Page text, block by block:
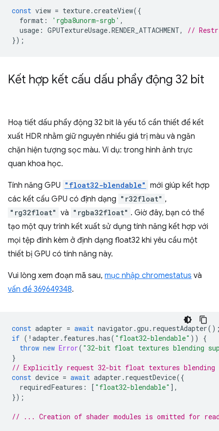
const view = texture.createView({
format : 'rgba8unorm-srgb' ,
usage : GPUTextureUsage.RENDER_ATTACHMENT,
//
});
Kết hợp kết cấu dấu phẩy động 32 bit
Hoạ tiết dấu phẩy động 32 bit là yếu tố cần thiết để kết
xuất HDR nhằm giữ nguyên nhiều giá trị màu và ngăn
chặn hiện tượng sọc màu. Ví dụ: trong hình ảnh trực
quan khoa học.
Tính năng GPU "float32-blendable" mới giúp kết hợp
các kết cấu GPU có định dạng "r32float" ,
"rg32float" và "rgba32float" . Giờ đây, bạn có thể
tạo một quy trình kết xuất sử dụng tính năng kết hợp với
mọi tệp đính kèm ở định dạng float32 khi yêu cầu một
thiết bị GPU có tính năng này.
Vui lòng xem đoạn mã sau, mục nhập chromestatus và
vấn đề 369649348.
const adapter = await navigator .gpu . requestAdapter
if ( ! adapter . features .has( "float32-blendable" ))
{
throw new Error( "32-bit float textures blending
}
// Explicitly request 32-bit float textures blending
const device = await adapter . requestDevice({
requiredFeatures : [ "float32-blendable" ],
});
// ... Creation of shader modules is omitted for